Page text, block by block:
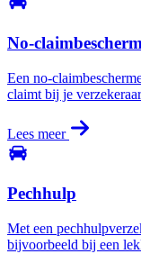
No-
Een no-
claimt bij je
Lees meer
Pechhulp
Met een
bijvoorbeeld bij een